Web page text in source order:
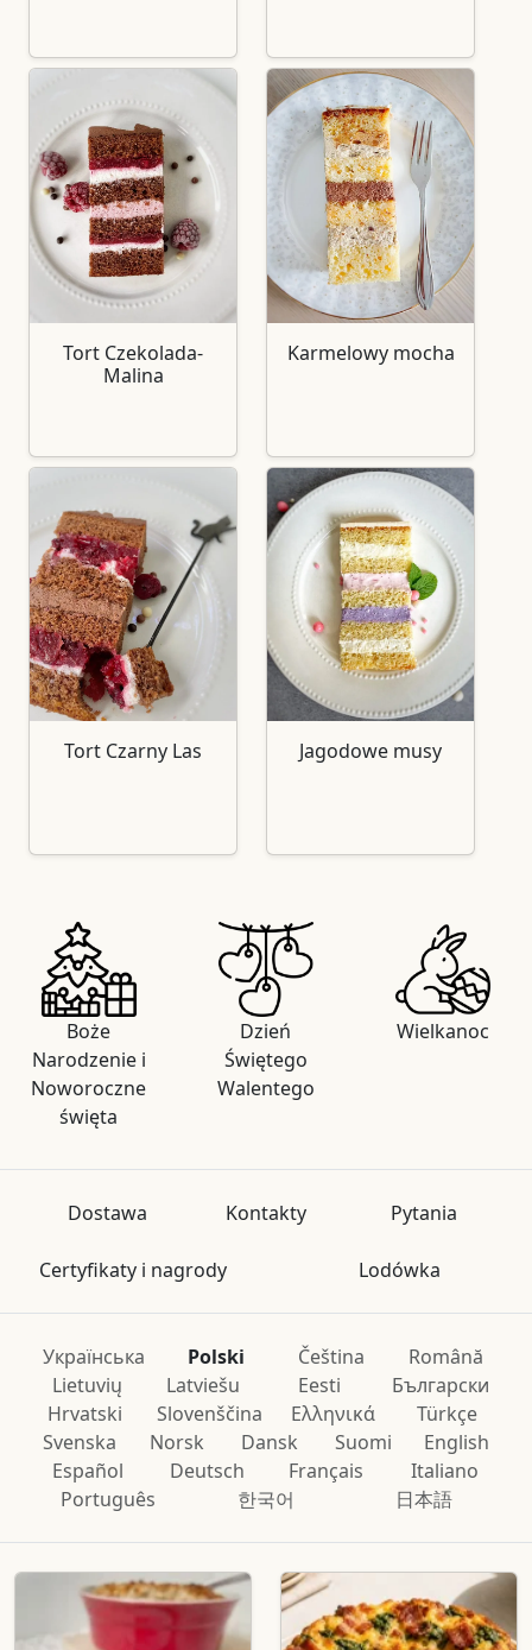
Tort Czekolada-
Malina
Karmelowy mocha
Tort Czarny Las Jagodowe musy
Boże
Narodzenie i
Noworoczne
święta
Dzień
Świętego
Walentego
Wielkanoc
Dostawa Kontakty Pytania
Certyfikaty i nagrody Lodówka
Українська Polski Čeština
Română
Lietuvių
Latviešu Eesti
Български
Hrvatski
Slovenščina Ελληνικά
Türkçe
Svenska
Norsk Dansk Suomi
English
Español
Deutsch Français
Italiano
Português
한국어 日本語